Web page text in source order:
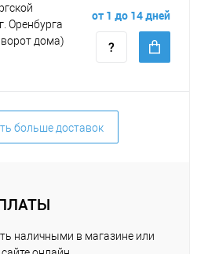
Оренбурга
дома)
от 1 до 14 дней
больше доставок
наличными в магазине или